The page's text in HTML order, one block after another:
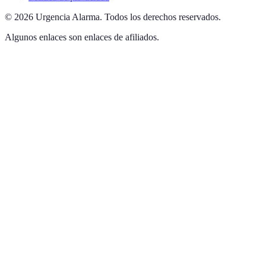
© 2026 Urgencia Alarma. Todos los derechos reservados.
Algunos enlaces son enlaces de afiliados.